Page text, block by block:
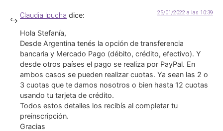
Claudia Ipucha dice: 25/01/2022 a las 10:39
Hola Stefanía,
Desde Argentina tenés la opción de transferencia
bancaria y Mercado Pago (débito, crédito, efectivo). Y
desde otros países el pago se realiza por PayPal. En
ambos casos se pueden realizar cuotas. Ya sean las 2 o
3 cuotas que te damos nosotros o bien hasta 12 cuotas
usando tu tarjeta de crédito.
Todos estos detalles los recibís al completar tu
preinscripción.
Gracias